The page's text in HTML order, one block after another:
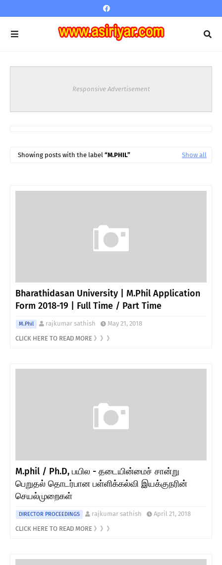
Responsive Advertisement
Showing posts with the label M.PHIL Show all
Bharathidasan University | M.Phil Application
Form 2018-19 | Full Time / Part Time
M.Phil rajkumar sathish
May 21, 2018
CLICK HERE TO READ MORE 》》》
M.phil / Ph.D, பயில - தடையின்மைச் சான்று
பெறுதல் தொடர்பான பள்ளிக்கல்வி இயக்குநரின்
செயல்முறைகள்
DIRECTOR PROCEEDINGS rajkumar sathish
April 21, 2018
CLICK HERE TO READ MORE 》》》